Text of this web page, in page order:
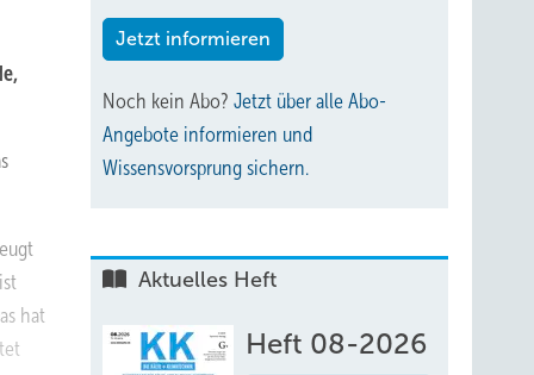
hat
Jetzt informieren
Noch kein Abo? Jetzt über alle Abo-
Angebote informieren und
Wissensvorsprung sichern.
Aktuelles Heft
Heft 08-2026